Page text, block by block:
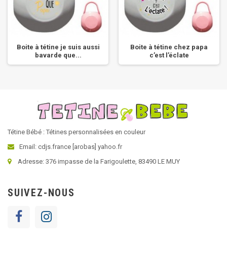
Boite à tétine je suis aussi
bavarde que...
Boite à tétine chez papa
c’est l’éclate
Tétine Bébé : Tétines personnalisées en couleur
Email: cdjs.france [arobas] yahoo.fr
Adresse: 376 impasse de la Farigoulette, 83490 LE MUY
SUIVEZ-NOUS